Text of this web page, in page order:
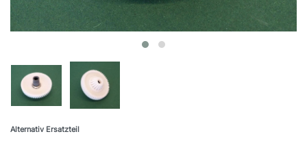
Alternativ Ersatzteil